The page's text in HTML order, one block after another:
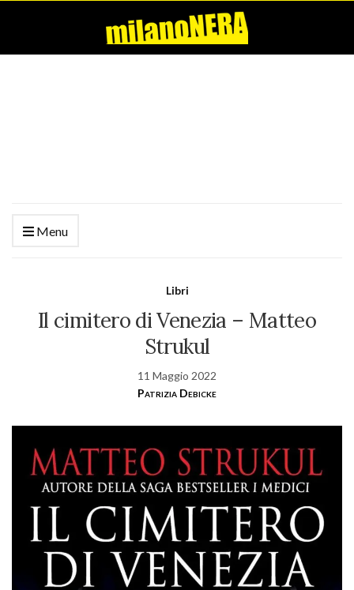
Menu
Libri
Il cimitero di Venezia – Matteo
Strukul
11 Maggio 2022
Patrizia Debicke